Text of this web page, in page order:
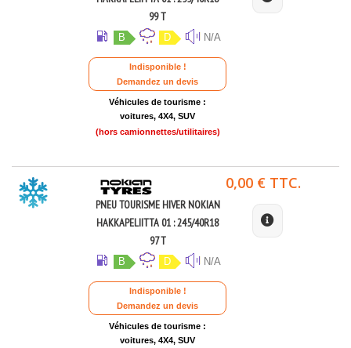
99 T
B D N/A
Indisponible !
Demandez un devis
Véhicules de tourisme :
voitures, 4X4, SUV
(hors camionnettes/utilitaires)
PNEU TOURISME HIVER NOKIAN
HAKKAPELIITTA 01 : 245/40R18
97 T
B D N/A
Indisponible !
Demandez un devis
Véhicules de tourisme :
voitures, 4X4, SUV
0,00 € TTC.